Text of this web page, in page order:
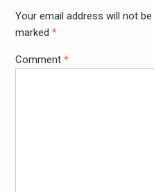
Your email address will not be
marked *
Comment *